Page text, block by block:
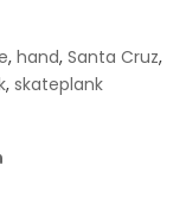
, hand, Santa Cruz,
, skateplank